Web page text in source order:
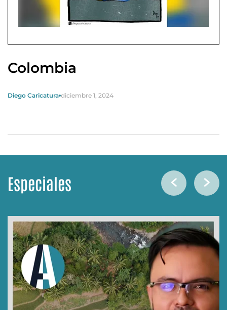
Colombia
Diego Caricatura diciembre 1, 2024
Especiales